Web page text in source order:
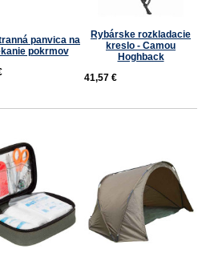
panvica na
pokrmov
Rybárske rozkladacie
kreslo - Camou
Hoghback
41,57 €